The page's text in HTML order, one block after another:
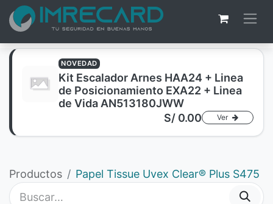
NOVEDAD
Kit Escalador Arnes HAA24 + Linea
de Posicionamiento EXA22 + Linea
de Vida AN513180JWW
S/ 0.00 Ver
Productos Papel Tissue Uvex Clear® Plus S475